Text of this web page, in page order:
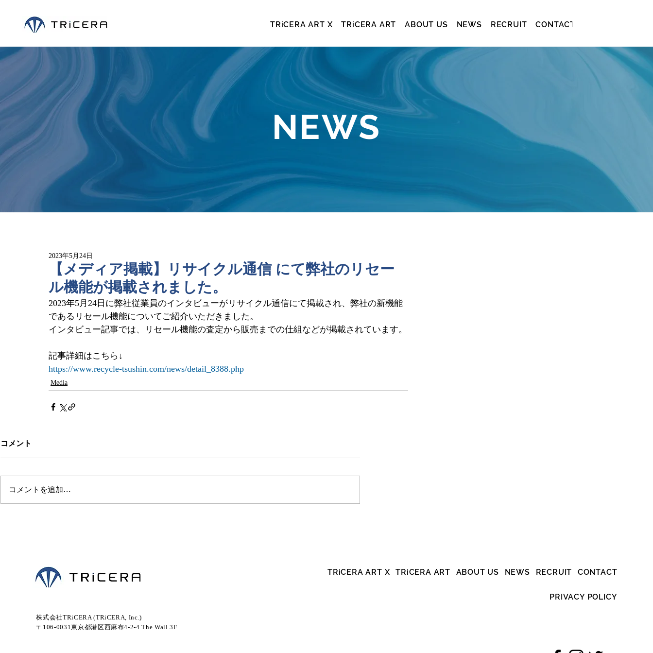
TRiCERA ART X TRiCERA ART ABOUT US NEWS RECRUIT CONTACT
NEWS
【メディア掲載】リサイクル通信 にて弊社のリセー
ル機能が掲載されました。
2023年5月24日
2023年5月24日に弊社従業員のインタビューがリサイクル通信にて掲載され、弊社の新機能
であるリセール機能についてご紹介いただきました。
インタビュー記事では、リセール機能の査定から販売までの仕組などが掲載されています。
記事詳細はこちら↓
https://www.recycle-tsushin.com/news/detail_8388.php
Media
コメント
コメントを追加…
株式会社TRiCERA (TRiCERA, Inc.)
〒106-0031東京都港区西麻布4-2-4 The Wall 3F
TRiCERA ART X TRiCERA ART ABOUT US NEWS RECRUIT CONTACT
PRIVACY POLICY